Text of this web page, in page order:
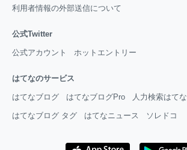
利用者情報の外部送信について
公式Twitter
公式アカウント ホットエントリー
はてなのサービス
はてなブログ はてなブログPro 人力検索はてな
はてなブログ タグ はてなニュース ソレドコ